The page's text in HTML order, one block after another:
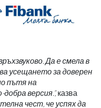
Да е смела в
усещането за доверен
пътя на
версия.”,казва
чест, че успях да